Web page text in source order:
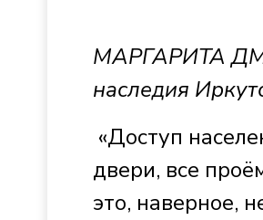
МАРГАРИТА
наследия
«Доступ
двери, все
это, наверное,